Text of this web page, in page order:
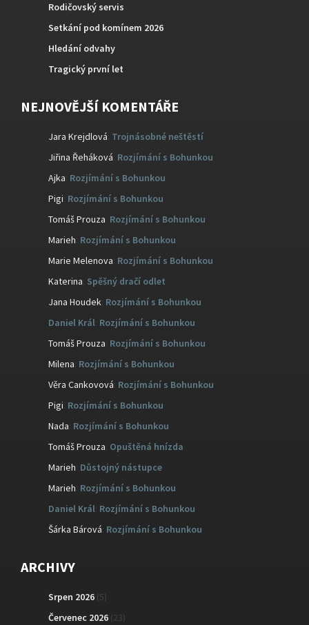
Rodičovský servis
Setkání pod komínem 2026
Hledání odvahy
Tragický první let
NEJNOVĚJŠÍ KOMENTÁŘE
Jara Krejdlová Trojnásobné neštěstí
Jiřina Řeháková Rozjímání s Bohunkou
Ajka Rozjímání s Bohunkou
Pigi Rozjímání s Bohunkou
Tomáš Prouza Rozjímání s Bohunkou
Marieh Rozjímání s Bohunkou
Marie Melenova Rozjímání s Bohunkou
Katerina Spěšný dračí odlet
Jana Houdek Rozjímání s Bohunkou
Daniel Král Rozjímání s Bohunkou
Tomáš Prouza Rozjímání s Bohunkou
Milena Rozjímání s Bohunkou
Věra Cankovová Rozjímání s Bohunkou
Pigi Rozjímání s Bohunkou
Nada Rozjímání s Bohunkou
Tomáš Prouza Opuštěná hnízda
Marieh Důstojný nástupce
Marieh Rozjímání s Bohunkou
Daniel Král: Rozjímání s Bohunkou
Šárka Bárová: Rozjímání s Bohunkou
ARCHIVY
Srpen 2026 (5)
Červenec 2026 (23)